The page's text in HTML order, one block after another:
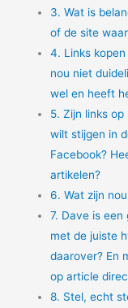
3. Wat is
of de site
4. Links
nou niet
wel en heeft
5. Zijn links
wilt stijgen in
Facebook?
artikelen?
6. Wat zijn
7. Dave is
met de juiste
daarover? En
op article
8. Stel, echt